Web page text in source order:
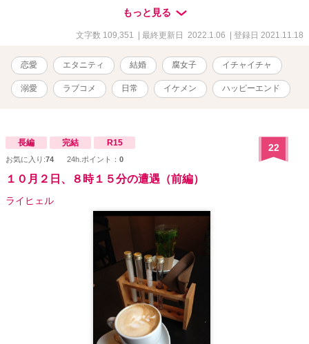
見事に隠して生きてきました。 少女、少年、TL、BL 漫画と小説が
大好き ☆.・＊・.☆.・＊・.☆.・＊・.☆ ♡は性描写シーンがありま
す。 苦手な方は飛ばして下さい(´ｰ｀)
もっと見る
文字数 109,351 | 最終更新日 2022.1.06 | 登録日 2021.11.18
恋愛 エタニティ 結婚 腐女子 イチャイチャ
溺愛 ラブコメ 日常 イケメン ハッピーエンド
長編 完結 R15
お気に入り:74 24h.ポイント： 0
22
１０月２日、８時１５分の遭遇（前編）
ライヒェル